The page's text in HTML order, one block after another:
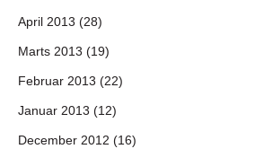
April 2013 (28)
Marts 2013 (19)
Februar 2013 (22)
Januar 2013 (12)
December 2012 (16)